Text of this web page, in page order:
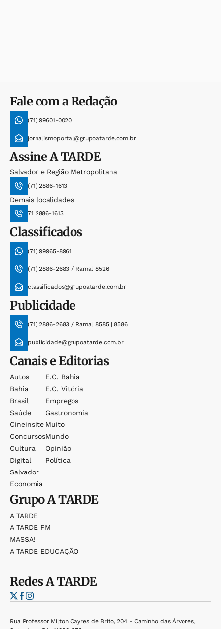
Fale com a Redação
(71) 99601-0020
jornalismoportal@grupoatarde.com.br
AssineA TARDE
Salvador e Região Metropolitana
(71) 2886-1613
Demais localidades
71 2886-1613
Classificados
(71) 99965-8961
(71) 2886-2683 / Ramal 8526
classificados@grupoatarde.com.br
Publicidade
(71) 2886-2683 / Ramal 8585 | 8586
publicidade@grupoatarde.com.br
Canais e Editorias
Autos
Bahia
Brasil
Saúde
Cineinsite
Concursos
Cultura
Digital
Salvador
Economia
E.c. Bahia
E.c. Vitória
Empregos
Gastronomia
Muito
Mundo
Opinião
Política
GrupoA TARDE
A TARDE
A TARDE FM
MASSA!
A TARDE EDUCAÇÃO
RedesA TARDE
Rua Professor Milton Cayres de Brito, 204 - Caminho das Árvores,